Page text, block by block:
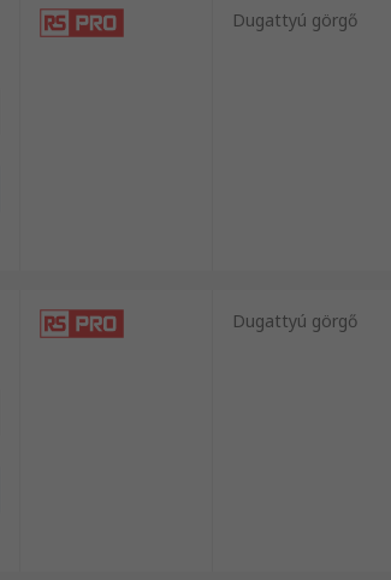
Dugattyú görgő
Dugattyú görgő